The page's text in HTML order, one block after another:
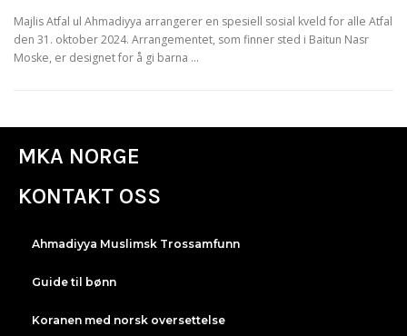
Majlis Atfal ul Ahmadiyya arrangerer en spesiell sosial kveld for alle Atfal
den 31. oktober 2024. Arrangementet, som finner sted i Baitun Nasr
Moske, er designet for å gi barna …
MKA NORGE
KONTAKT OSS
Ahmadiyya Muslimsk Trossamfunn
Guide til bønn
Koranen med norsk oversettelse